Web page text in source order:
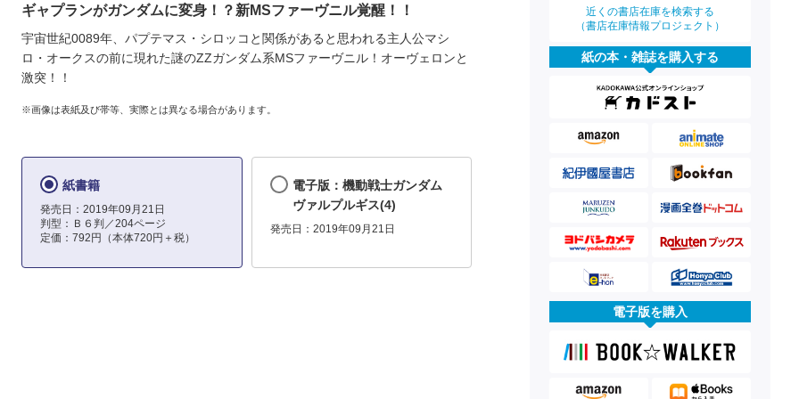
ギャプランがガンダムに変身！？新MSファーヴニル覚醒！！
宇宙世紀0089年、パプテマス・シロッコと関係があると思われる主人公マシ
ロ・オークスの前に現れた謎のZZガンダム系MSファーヴニル！オーヴェロンと
激突！！
※画像は表紙及び帯等、実際とは異なる場合があります。
紙書籍
発売日：2019年09月21日
判型：Ｂ６判／204ページ
定価：792円（本体720円＋税）
電子版：機動戦士ガンダム
ヴァルプルギス(4)
発売日：2019年09月21日
近くの書店在庫を検索する
（書店在庫情報プロジェクト）
紙の本・雑誌を購入する
電子版を購入